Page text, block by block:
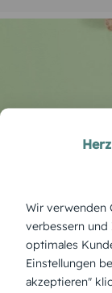
Einladung
jeder
Das Schöne
Wir verwenden
verbessern
optimales
Einstellungen
akzeptieren"